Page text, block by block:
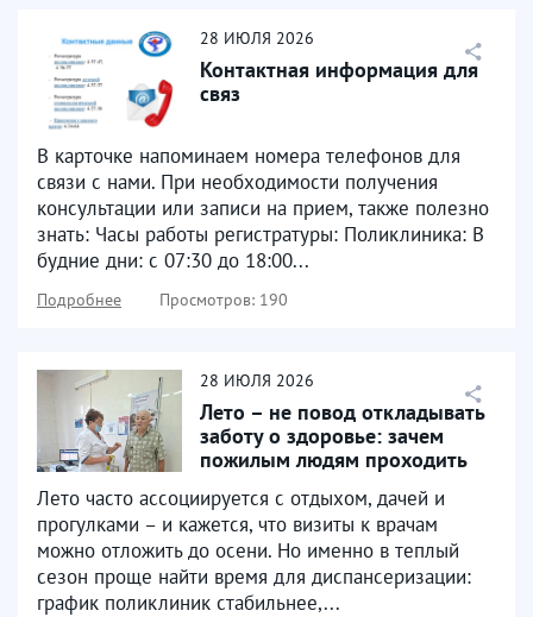
28 ИЮЛЯ 2026
Контактная информация для
связ
В карточке напоминаем номера телефонов для
связи с нами. При необходимости получения
консультации или записи на прием, также полезно
знать: Часы работы регистратуры: Поликлиника: В
будние дни: с 07:30 до 18:00...
Подробнее Просмотров: 190
28 ИЮЛЯ 2026
Лето – не повод откладывать
заботу о здоровье: зачем
пожилым людям проходить
Лето часто ассоциируется с отдыхом, дачей и
прогулками – и кажется, что визиты к врачам
можно отложить до осени. Но именно в теплый
сезон проще найти время для диспансеризации:
график поликлиник стабильнее,...